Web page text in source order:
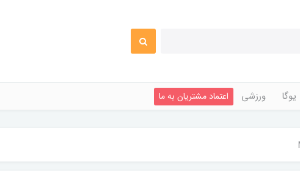
یوگا ورزشی اعتماد مشتریان به ما